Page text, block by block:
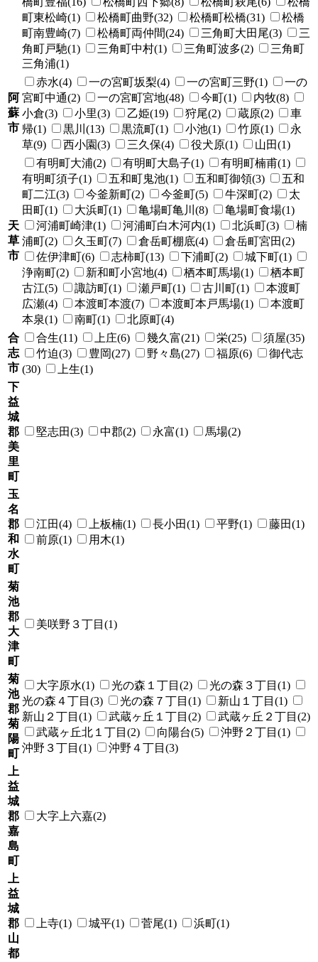
町東松崎(1)
松橋町曲野(32) 松橋町松橋(31)
松橋
町南豊崎(7)
松橋町両仲間(24) 三角町大田尾(3)
三
角町戸馳(1)
三角町中村(1) 三角町波多(2)
三角町
三角浦(1)
阿
蘇
市
赤水(4) 一の宮町坂梨(4) 一の宮町三野(1)
一の
宮町中通(2)
一の宮町宮地(48) 今町(1)
内牧(8)
小倉(3)
小里(3) 乙姫(19) 狩尾(2) 蔵原(2)
車
帰(1)
黒川(13) 黒流町(1) 小池(1) 竹原(1)
永
草(9)
西小園(3) 三久保(4) 役犬原(1) 山田(1)
天
草
市
有明町大浦(2) 有明町大島子(1)
有明町楠甫(1)
有明町須子(1)
五和町鬼池(1) 五和町御領(3)
五和
町二江(3)
今釜新町(2) 今釜町(5) 牛深町(2)
太
田町(1)
大浜町(1) 亀場町亀川(8)
亀場町食場(1)
河浦町崎津(1)
河浦町白木河内(1) 北浜町(3)
楠
浦町(2)
久玉町(7) 倉岳町棚底(4)
倉岳町宮田(2)
佐伊津町(6)
志柿町(13) 下浦町(2)
城下町(1)
浄南町(2)
新和町小宮地(4) 栖本町馬場(1)
栖本町
古江(5)
諏訪町(1) 瀬戸町(1) 古川町(1)
本渡町
広瀬(4)
本渡町本渡(7) 本渡町本戸馬場(1)
本渡町
本泉(1)
南町(1)
北原町(4)
合
志
市
合生(11) 上庄(6) 幾久富(21) 栄(25)
須屋(35)
竹迫(3)
豊岡(27) 野々島(27) 福原(6)
御代志
(30)
上生(1)
下
益
城
郡
美
里
町
堅志田(3) 中郡(2) 永富(1) 馬場(2)
玉
名
郡
和
水
町
江田(4) 上板楠(1) 長小田(1) 平野(1)
藤田(1)
前原(1)
用木(1)
菊
池
郡
大
津
町
美咲野３丁目(1)
菊
池
郡
菊
陽
町
大字原水(1) 光の森１丁目(2)
光の森３丁目(1)
光の森４丁目(3)
光の森７丁目(1)
新山１丁目(1)
新山２丁目(1)
武蔵ヶ丘１丁目(2)
武蔵ヶ丘２丁目(2)
武蔵ヶ丘北１丁目(2)
向陽台(5)
沖野２丁目(1)
沖野３丁目(1)
沖野４丁目(3)
上
益
城
郡
嘉
島
町
大字上六嘉(2)
上
益
城
郡
山
都
上寺(1) 城平(1) 菅尾(1) 浜町(1)